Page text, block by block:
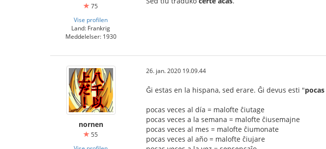
75
Vise profilen
Land: Frankrig
Meddelelser: 1930
nornen
55
26. jan. 2020 19.09.44
Ĝi estas en la hispana, sed erare. Ĝi devus esti "pocas
pocas veces al día = malofte ĉiutage
pocas veces a la semana = malofte ĉiusemajne
pocas veces al mes = malofte ĉiumonate
pocas veces al año = malofte ĉiujare